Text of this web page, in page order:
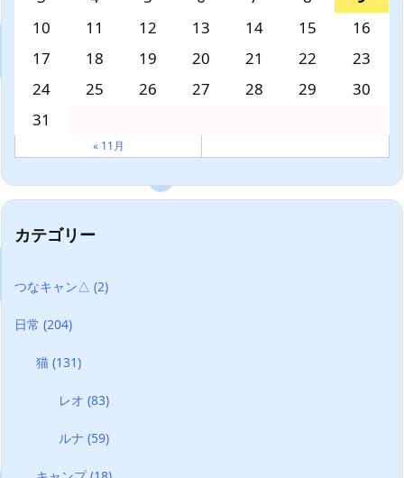
10
11 12 13 14 15
16
17
18 19 20 21 22
23
24
25 26 27 28 29
30
31
« 11月
カテゴリー
つなキャン△ (2)
日常 (204)
猫(131)
レオ (83)
ルナ (59)